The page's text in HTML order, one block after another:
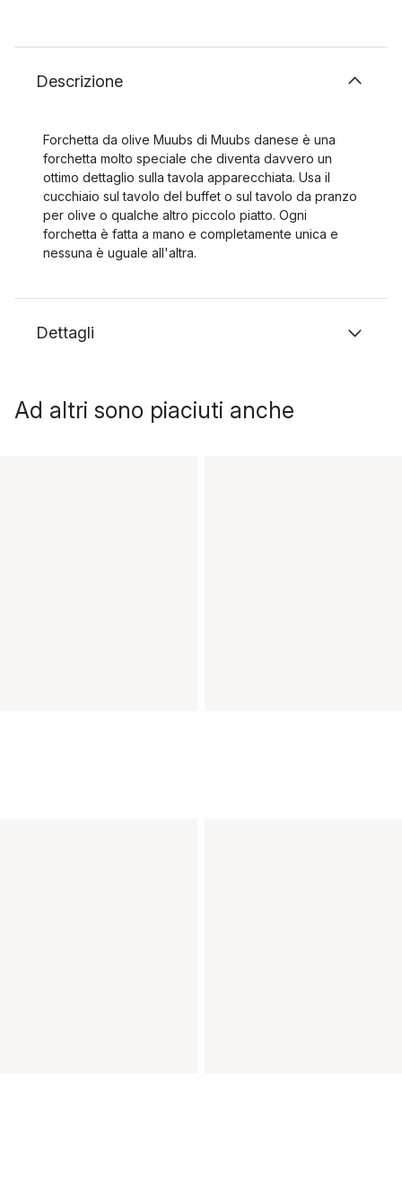
Descrizione
Forchetta da olive Muubs di Muubs danese è una
forchetta molto speciale che diventa davvero un
ottimo dettaglio sulla tavola apparecchiata. Usa il
cucchiaio sul tavolo del buffet o sul tavolo da pranzo
per olive o qualche altro piccolo piatto. Ogni
forchetta è fatta a mano e completamente unica e
nessuna è uguale all'altra.
Dettagli
Ad altri sono piaciuti anche